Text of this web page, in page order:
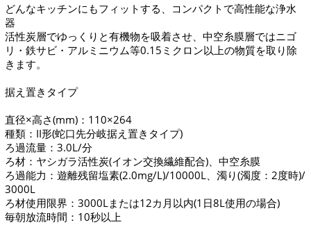
どんなキッチンにもフィットする、コンパクトで高性能な浄水
器
活性炭層でゆっくりと有機物を吸着させ、中空糸膜層ではニゴ
リ・鉄サビ・アルミニウム等0.15ミクロン以上の物質を取り除
きます。
据え置きタイプ
直径×高さ(mm)：110×264
種類：II形(蛇口先分岐据え置きタイプ)
ろ過流量：3.0L/分
ろ材：ヤシガラ活性炭(イオン交換繊維配合)、中空糸膜
ろ過能力：遊離残留塩素(2.0mg/L)/10000L、濁り(濁度：2度時)/
3000L
ろ材使用限界：3000Lまたは12カ月以内(1日8L使用の場合)
毎朝放流時間：10秒以上